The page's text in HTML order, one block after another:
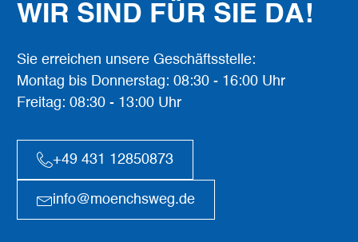
WIR SIND FÜR SIE DA!
Sie erreichen unsere Geschäftsstelle:
Montag bis Donnerstag: 08:30 - 16:00 Uhr
Freitag: 08:30 - 13:00 Uhr
+49 431 12850873
info@moenchsweg.de